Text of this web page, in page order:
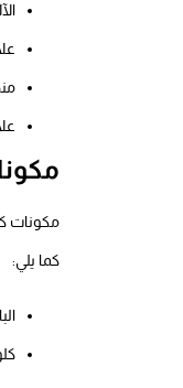
مكونات
كما يلي: